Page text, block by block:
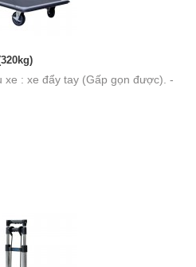
xe : xe đẩy tay (Gấp gọn được). -